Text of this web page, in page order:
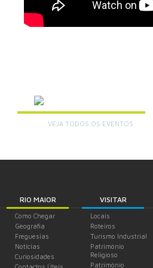
VEJA TODOS OS EVENTOS
RIO MAIOR
Como Chegar
Geografia
Freguesias
Notícias
Curiosidades
VISITAR
Locais
Roteiros
Turismo Industrial
Património
Religioso
Património